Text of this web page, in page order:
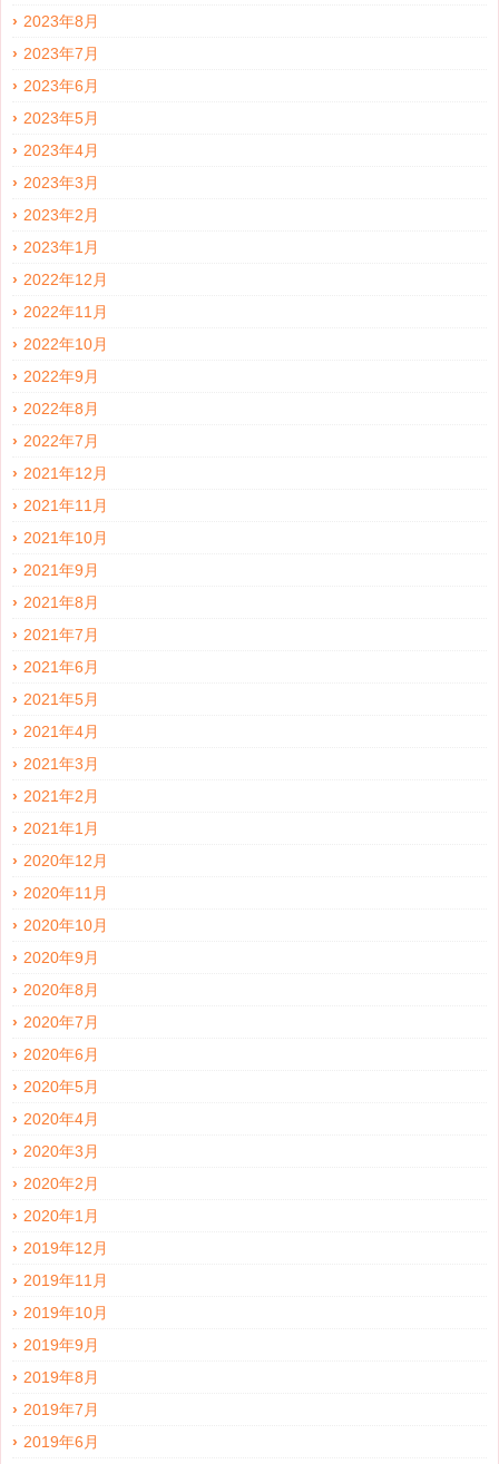
2023年8月
2023年7月
2023年6月
2023年5月
2023年4月
2023年3月
2023年2月
2023年1月
2022年12月
2022年11月
2022年10月
2022年9月
2022年8月
2022年7月
2021年12月
2021年11月
2021年10月
2021年9月
2021年8月
2021年7月
2021年6月
2021年5月
2021年4月
2021年3月
2021年2月
2021年1月
2020年12月
2020年11月
2020年10月
2020年9月
2020年8月
2020年7月
2020年6月
2020年5月
2020年4月
2020年3月
2020年2月
2020年1月
2019年12月
2019年11月
2019年10月
2019年9月
2019年8月
2019年7月
2019年6月